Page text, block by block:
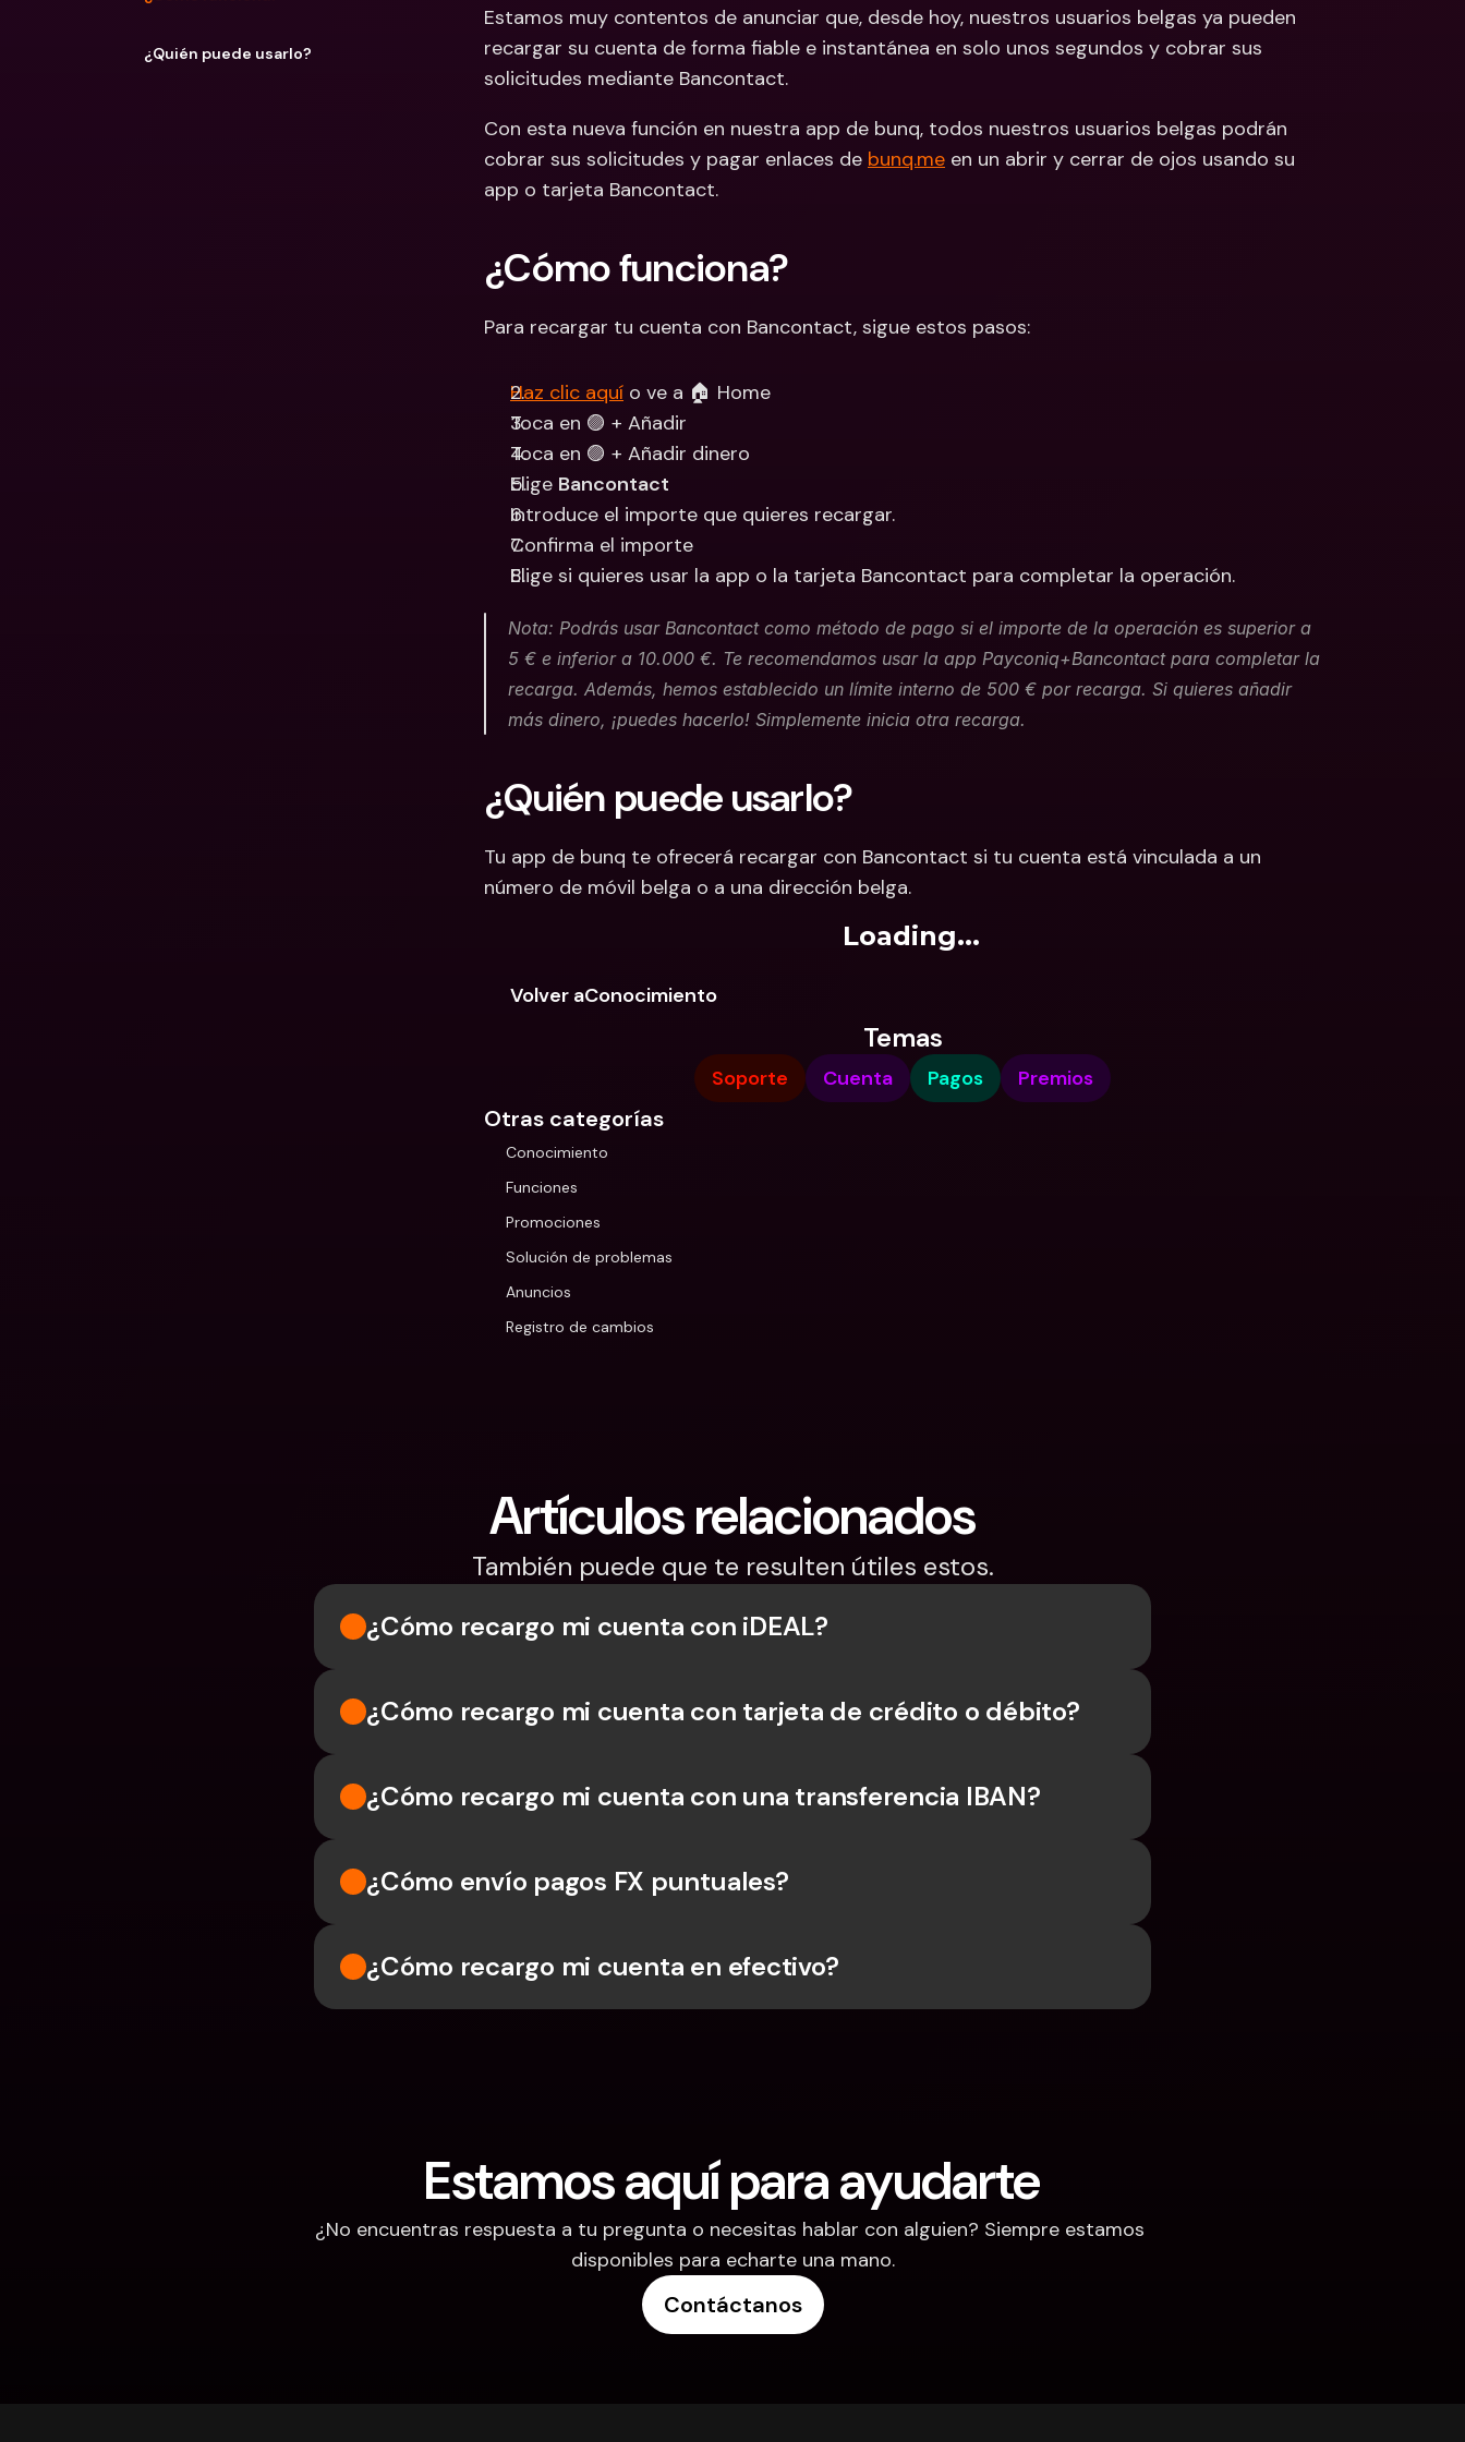
Cuentas Bancarias
Internacionales y Divisas
Cuentas Bancarias
Internacionales y Divisas
¿Quién puede usarlo?
Estamos muy contentos de anunciar que, desde hoy, nuestros usuarios belgas ya pueden
recargar su cuenta de forma fiable e instantánea en solo unos segundos y cobrar sus
solicitudes mediante Bancontact.
Con esta nueva función en nuestra app de bunq, todos nuestros usuarios belgas podrán
cobrar sus solicitudes y pagar enlaces de bunq.me en un abrir y cerrar de ojos usando su
app o tarjeta Bancontact.
¿Cómo funciona?
Para recargar tu cuenta con Bancontact, sigue estos pasos:
Haz clic aquí o ve a 🏠 Home
Toca en 🟣 + Añadir
Toca en 🟣 + Añadir dinero
Elige Bancontact
Introduce el importe que quieres recargar.
Confirma el importe
Elige si quieres usar la app o la tarjeta Bancontact para completar la operación.
Nota: Podrás usar Bancontact como método de pago si el importe de la operación es superior a
5 € e inferior a 10.000 €. Te recomendamos usar la app Payconiq+Bancontact para completar la
recarga. Además, hemos establecido un límite interno de 500 € por recarga. Si quieres añadir
más dinero, ¡puedes hacerlo! Simplemente inicia otra recarga.
¿Quién puede usarlo?
Tu app de bunq te ofrecerá recargar con Bancontact si tu cuenta está vinculada a un
número de móvil belga o a una dirección belga.
Loading...
Volver aConocimiento
Temas
Soporte Cuenta Pagos Premios
Otras categorías
Conocimiento
Funciones
Promociones
Solución de problemas
Anuncios
Registro de cambios
Artículos relacionados
También puede que te resulten útiles estos.
¿Cómo recargo mi cuenta con iDEAL?
¿Cómo recargo mi cuenta con tarjeta de crédito o débito?
¿Cómo recargo mi cuenta con una transferencia IBAN?
¿Cómo envío pagos FX puntuales?
¿Cómo recargo mi cuenta en efectivo?
Estamos aquí para ayudarte
¿No encuentras respuesta a tu pregunta o necesitas hablar con alguien? Siempre estamos
disponibles para echarte una mano.
Contáctanos